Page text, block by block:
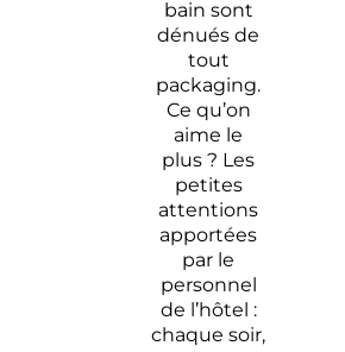
bain sont
dénués de
tout
packaging.
Ce qu’on
aime le
plus ? Les
petites
attentions
apportées
par le
personnel
de l’hôtel :
chaque soir,